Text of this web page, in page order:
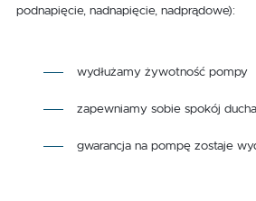
podnapięcie, nadnapięcie, nadprądowe):
wydłużamy żywotność pompy
zapewniamy sobie spokój ducha
gwarancja na pompę zostaje